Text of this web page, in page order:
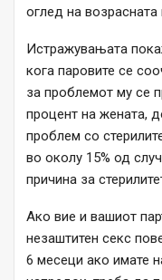
оглед на возрасната
Истражувањата
кога паровите се
за проблемот му се
процент на жената,
проблем со
во околу 15% од
причина за
Ако вие и вашиот
незаштитен секс
6 месеци ако имате